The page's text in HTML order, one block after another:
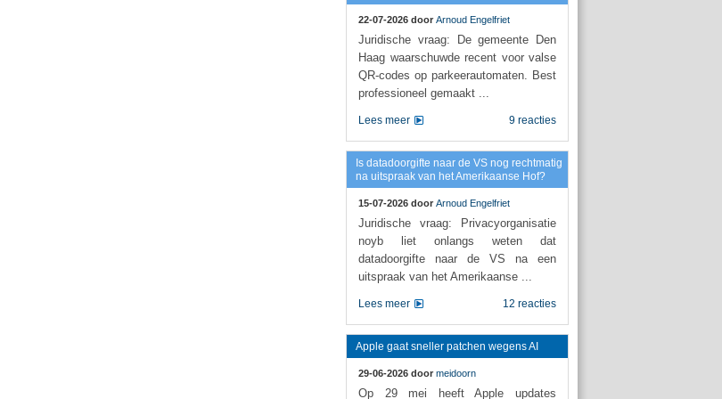
22-07-2026 door Arnoud Engelfriet
Juridische vraag: De gemeente Den
Haag waarschuwde recent voor valse
QR-codes op parkeerautomaten. Best
professioneel gemaakt ...
9 reacties
Lees meer
Is datadoorgifte naar de VS nog rechtmatig
na uitspraak van het Amerikaanse Hof?
15-07-2026 door Arnoud Engelfriet
Juridische vraag: Privacyorganisatie
noyb liet onlangs weten dat
datadoorgifte naar de VS na een
uitspraak van het Amerikaanse ...
12 reacties
Lees meer
Apple gaat sneller patchen wegens AI
29-06-2026 door meidoorn
Op 29 mei heeft Apple updates